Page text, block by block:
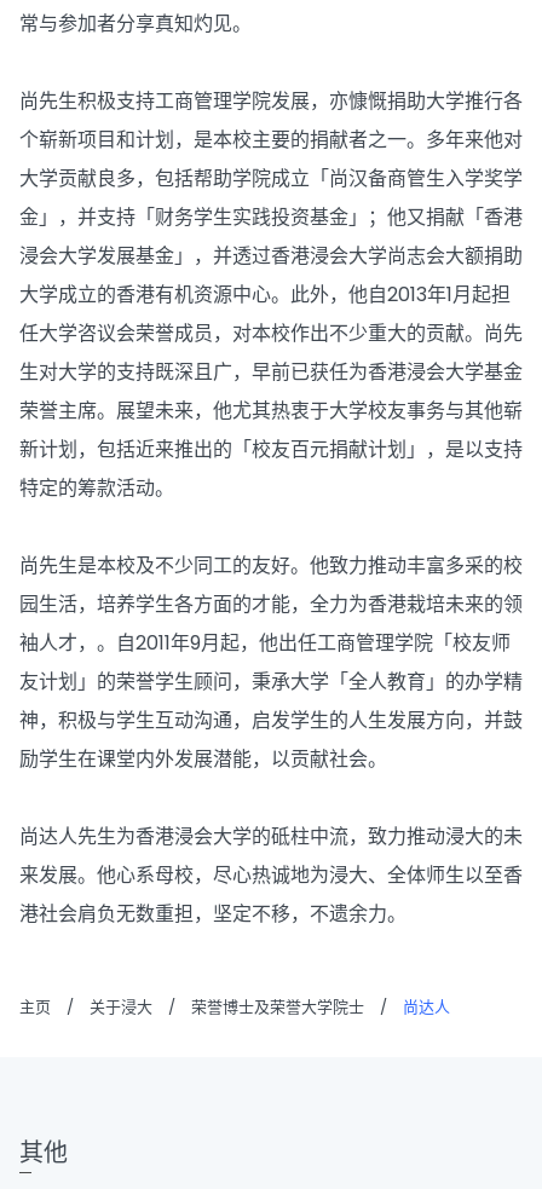
常与参加者分享真知灼见。
尚先生积极支持工商管理学院发展，亦慷慨捐助大学推行各
个崭新项目和计划，是本校主要的捐献者之一。多年来他对
大学贡献良多，包括帮助学院成立「尚汉备商管生入学奖学
金」，并支持「财务学生实践投资基金」；他又捐献「香港
浸会大学发展基金」，并透过香港浸会大学尚志会大额捐助
大学成立的香港有机资源中心。此外，他自2013年1月起担
任大学咨议会荣誉成员，对本校作出不少重大的贡献。尚先
生对大学的支持既深且广，早前已获任为香港浸会大学基金
荣誉主席。展望未来，他尤其热衷于大学校友事务与其他崭
新计划，包括近来推出的「校友百元捐献计划」，是以支持
特定的筹款活动。
尚先生是本校及不少同工的友好。他致力推动丰富多采的校
园生活，培养学生各方面的才能，全力为香港栽培未来的领
袖人才，。自2011年9月起，他出任工商管理学院「校友师
友计划」的荣誉学生顾问，秉承大学「全人教育」的办学精
神，积极与学生互动沟通，启发学生的人生发展方向，并鼓
励学生在课堂内外发展潜能，以贡献社会。
尚达人先生为香港浸会大学的砥柱中流，致力推动浸大的未
来发展。他心系母校，尽心热诚地为浸大、全体师生以至香
港社会肩负无数重担，坚定不移，不遗余力。
主页 / 关于浸大 / 荣誉博士及荣誉大学院士 / 尚达人
其他